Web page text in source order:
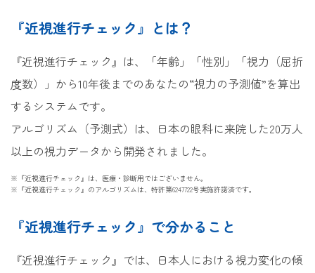
『近視進行チェック』とは？
『近視進行チェック』は、「年齢」「性別」「視力（屈折
度数）」から10年後までのあなたの“視力の予測値”を算出
するシステムです。
アルゴリズム（予測式）は、日本の眼科に来院した20万人
以上の視力データから開発されました。
※『近視進行チェック』は、医療・診断用ではございません。
※『近視進行チェック』のアルゴリズムは、特許第6247722号実施許諾済です。
『近視進行チェック』で分かること
『近視進行チェック』では、日本人における視力変化の傾